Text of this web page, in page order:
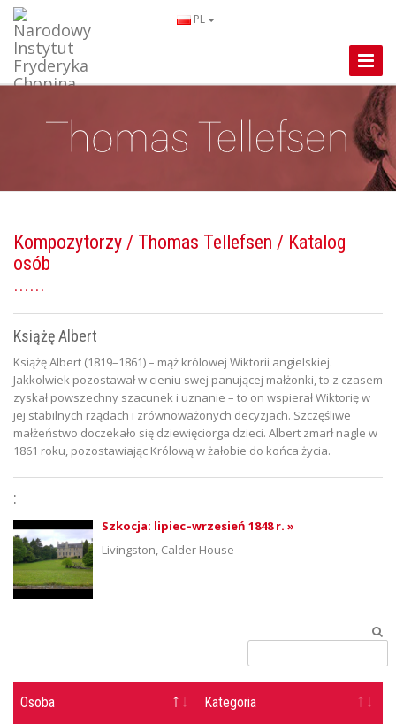
PL
Toggle
Kompozytorzy / Thomas Tellefsen / Katalog
osób
Książę Albert
Książę Albert (1819–1861) – mąż królowej Wiktorii angielskiej.
Jakkolwiek pozostawał w cieniu swej panującej małżonki, to z czasem
zyskał powszechny szacunek i uznanie – to on wspierał Wiktorię w
jej stabilnych rządach i zrównoważonych decyzjach. Szczęśliwe
małżeństwo doczekało się dziewięciorga dzieci. Albert zmarł nagle w
1861 roku, pozostawiając Królową w żałobie do końca życia.
:
Szkocja: lipiec–wrzesień 1848 r. »
Livingston, Calder House
Osoba Kategoria